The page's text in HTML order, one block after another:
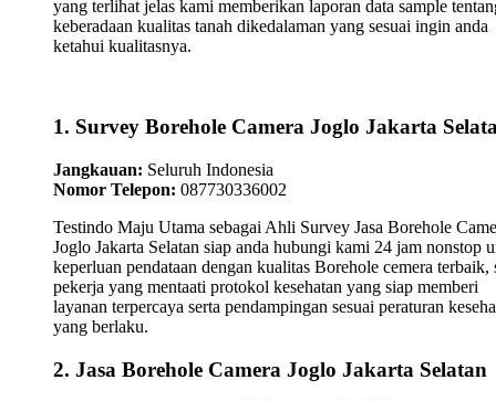
yang terlihat jelas kami memberikan laporan data sample
keberadaan kualitas tanah dikedalaman yang sesuai ingin anda
ketahui kualitasnya.
1. Survey Borehole Camera Joglo Jakarta
Jangkauan: Seluruh Indonesia
Nomor Telepon: 087730336002
Testindo Maju Utama sebagai Ahli Survey Jasa Borehole
Joglo Jakarta Selatan siap anda hubungi kami 24 jam nonstop
keperluan pendataan dengan kualitas Borehole cemera terbaik,
pekerja yang mentaati protokol kesehatan yang siap memberi
layanan terpercaya serta pendampingan sesuai peraturan
yang berlaku.
2. Jasa Borehole Camera Joglo Jakarta Selatan